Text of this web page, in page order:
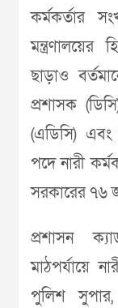
কর্মকর্তার
ছাড়াও
প্রশাসক
(এডিসি)
পদে নারী
সরকারের ৭৬
প্রশাসন
মাঠপর্যায়ে
পুলিশ